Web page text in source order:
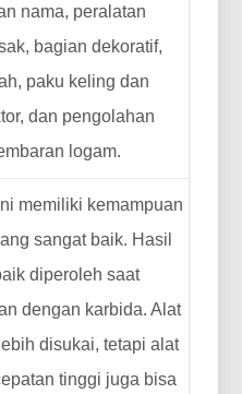
nama, peralatan
bagian dekoratif,
paku keling dan
dan pengolahan
logam.
memiliki kemampuan
sangat baik. Hasil
diperoleh saat
dengan karbida. Alat
disukai, tetapi alat
tinggi juga bisa